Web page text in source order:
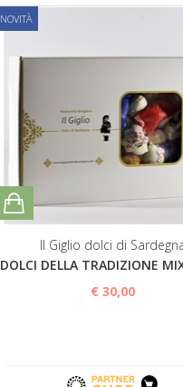
NOVITÀ
Il Giglio dolci di
DOLCI DELLA TRADIZIONE
€ 30,00